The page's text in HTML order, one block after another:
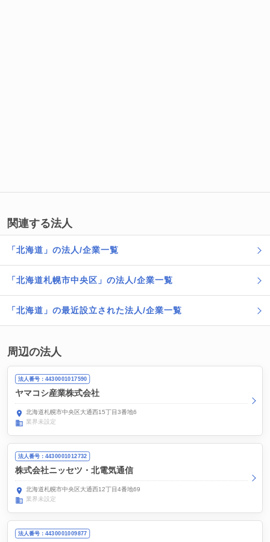
関連する法人
「北海道」の法人/企業一覧
「北海道札幌市中央区」の法人/企業一覧
「北海道」の最近設立された法人/企業一覧
周辺の法人
法人番号：4430001017590
ヤマコシ産業株式会社
北海道札幌市中央区大通西15丁目3番地6
業界未設定
法人番号：4430001012732
株式会社ニッセツ・北電気通信
北海道札幌市中央区大通西12丁目4番地69
業界未設定
法人番号：4430001009877